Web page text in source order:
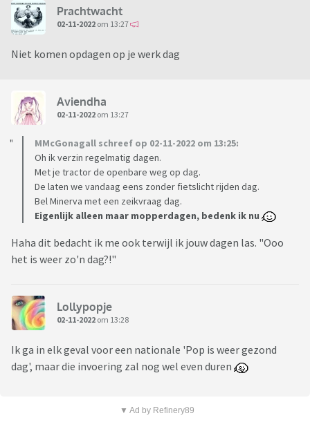
Prachtwacht
02-11-2022 om 13:27
Niet komen opdagen op je werk dag
Aviendha
02-11-2022 om 13:27
MMcGonagall schreef op 02-11-2022 om 13:25:
Oh ik verzin regelmatig dagen.
Met je tractor de openbare weg op dag.
De laten we vandaag eens zonder fietslicht rijden dag.
Bel Minerva met een zeikvraag dag.
Eigenlijk alleen maar mopperdagen, bedenk ik nu
Haha dit bedacht ik me ook terwijl ik jouw dagen las. "Ooo
het is weer zo'n dag?!"
Lollypopje
02-11-2022 om 13:28
Ik ga in elk geval voor een nationale 'Pop is weer gezond
dag', maar die invoering zal nog wel even duren
▼ Ad by Refinery89